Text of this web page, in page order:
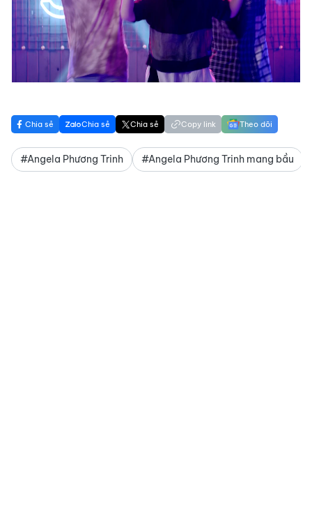
Chia sẻ Chia sẻ Chia sẻ Copy link Theo dõi
#Angela Phương Trinh #Angela Phương Trinh mang bầu